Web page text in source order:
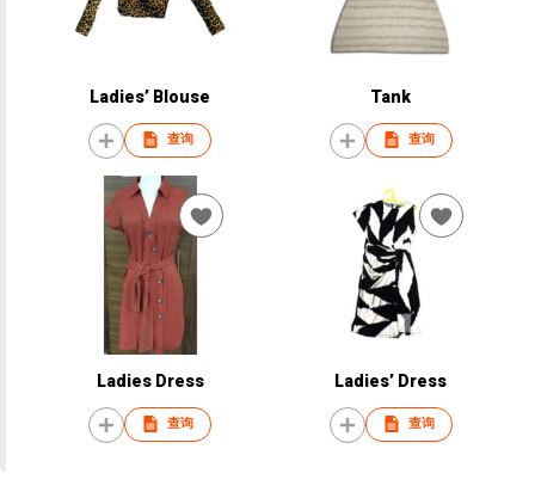
Ladies’ Blouse
查询
Tank
查询
Ladies Dress
查询
Ladies’ Dress
查询